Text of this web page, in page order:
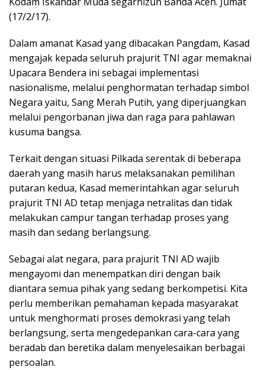
(17/2/17).
Dalam amanat Kasad yang dibacakan Pangdam, Kasad
mengajak kepada seluruh prajurit TNI agar memaknai
Upacara Bendera ini sebagai implementasi
nasionalisme, melalui penghormatan terhadap simbol
Negara yaitu, Sang Merah Putih, yang diperjuangkan
melalui pengorbanan jiwa dan raga para pahlawan
kusuma bangsa.
Terkait dengan situasi Pilkada serentak di beberapa
daerah yang masih harus melaksanakan pemilihan
putaran kedua, Kasad memerintahkan agar seluruh
prajurit TNI AD tetap menjaga netralitas dan tidak
melakukan campur tangan terhadap proses yang
masih dan sedang berlangsung.
Sebagai alat negara, para prajurit TNI AD wajib
mengayomi dan menempatkan diri dengan baik
diantara semua pihak yang sedang berkompetisi. Kita
perlu memberikan pemahaman kepada masyarakat
untuk menghormati proses demokrasi yang telah
berlangsung, serta mengedepankan cara-cara yang
beradab dan beretika dalam menyelesaikan berbagai
persoalan.